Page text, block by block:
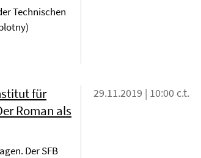
Technischen
für
Roman als
Der SFB
29.11.2019 | 10:00 c.t.